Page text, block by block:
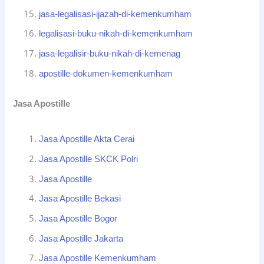
jasa-legalisasi-ijazah-di-kemenkumham
legalisasi-buku-nikah-di-kemenkumham
jasa-legalisir-buku-nikah-di-kemenag
apostille-dokumen-kemenkumham
Jasa Apostille
Jasa Apostille Akta Cerai
Jasa Apostille SKCK Polri
Jasa Apostille
Jasa Apostille Bekasi
Jasa Apostille Bogor
Jasa Apostille Jakarta
Jasa Apostille Kemenkumham